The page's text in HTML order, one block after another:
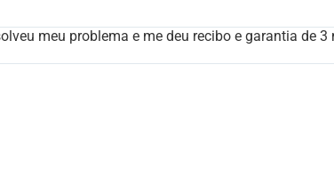
meu problema e me deu recibo e garantia de 3